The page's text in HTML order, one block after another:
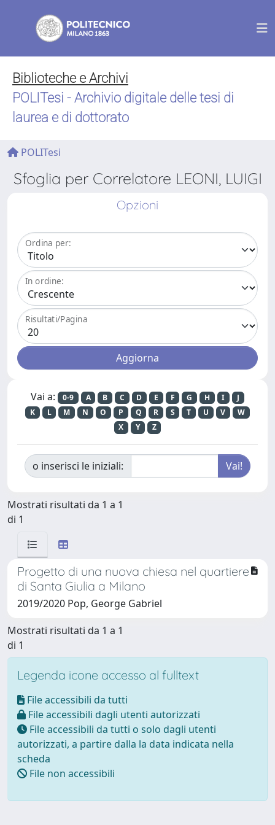
Biblioteche e Archivi
POLITesi - Archivio digitale delle tesi di
laurea e di dottorato
POLITesi
Sfoglia per Correlatore LEONI, LUIGI
Opzioni
Ordina per:
In ordine:
Risultati/Pagina
Vai a: 0-9 A B C D E F G H I
J
K
L M N O P Q R S T U V
W
X
Y Z
o inserisci le iniziali:
Mostrati risultati da 1 a 1
di 1
Progetto di una nuova chiesa nel quartiere
di Santa Giulia a Milano
2019/2020 Pop, George Gabriel
Mostrati risultati da 1 a 1
di 1
Legenda icone accesso al fulltext
File accessibili da tutti
File accessibili dagli utenti autorizzati
File accessibili da tutti o solo dagli utenti
autorizzati, a partire dalla la data indicata nella
scheda
File non accessibili